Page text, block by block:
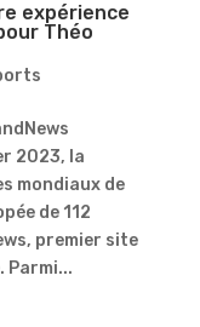
expérience
Théo
2023, la
mondiaux de
de 112
premier site
Parmi...